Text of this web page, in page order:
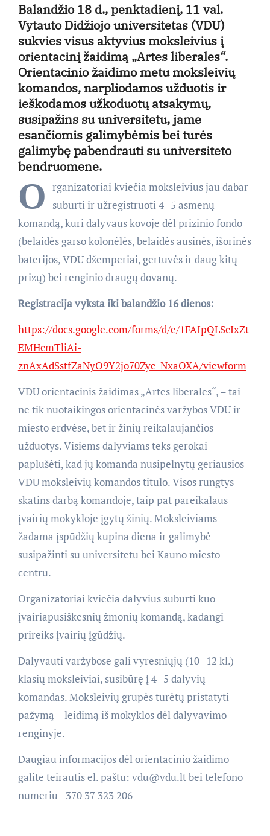
Balandžio 18 d., penktadienį, 11 val.
Vytauto Didžiojo universitetas (VDU)
sukvies visus aktyvius moksleivius į
orientacinį žaidimą „Artes liberales“.
Orientacinio žaidimo metu moksleivių
komandos, narpliodamos užduotis ir
ieškodamos užkoduotų atsakymų,
susipažins su universitetu, jame
esančiomis galimybėmis bei turės
galimybę pabendrauti su universiteto
bendruomene.
O rganizatoriai kviečia moksleivius jau dabar
suburti ir užregistruoti 4–5 asmenų
komandą, kuri dalyvaus kovoje dėl prizinio fondo
(belaidės garso kolonėlės, belaidės ausinės, išorinės
baterijos, VDU džemperiai, gertuvės ir daug kitų
prizų) bei renginio draugų dovanų.
Registracija vyksta iki balandžio 16 dienos:
https://docs.google.com/forms/d/e/1FAIpQLScIxZt
EMHcmTliAi-
znAxAdSstfZaNyO9Y2jo70Zye_NxaOXA/viewform
VDU orientacinis žaidimas „Artes liberales“, – tai
ne tik nuotaikingos orientacinės varžybos VDU ir
miesto erdvėse, bet ir žinių reikalaujančios
užduotys. Visiems dalyviams teks gerokai
paplušėti, kad jų komanda nusipelnytų geriausios
VDU moksleivių komandos titulo. Visos rungtys
skatins darbą komandoje, taip pat pareikalaus
įvairių mokykloje įgytų žinių. Moksleiviams
žadama įspūdžių kupina diena ir galimybė
susipažinti su universitetu bei Kauno miesto
centru.
Organizatoriai kviečia dalyvius suburti kuo
įvairiapusiškesnių žmonių komandą, kadangi
prireiks įvairių įgūdžių.
Dalyvauti varžybose gali vyresniųjų (10–12 kl.)
klasių moksleiviai, susibūrę į 4–5 dalyvių
komandas. Moksleivių grupės turėtų pristatyti
pažymą – leidimą iš mokyklos dėl dalyvavimo
renginyje.
Daugiau informacijos dėl orientacinio žaidimo
galite teirautis el. paštu: vdu@vdu.lt bei telefono
numeriu +370 37 323 206